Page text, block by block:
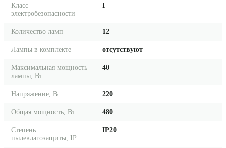
Класс
электробезопасности
I
Количество ламп 12
Лампы в комплекте отсутствуют
Максимальная мощность
лампы, Вт
40
Напряжение, В 220
Общая мощность, Вт 480
Степень
пылевлагозащиты, IP
IP20